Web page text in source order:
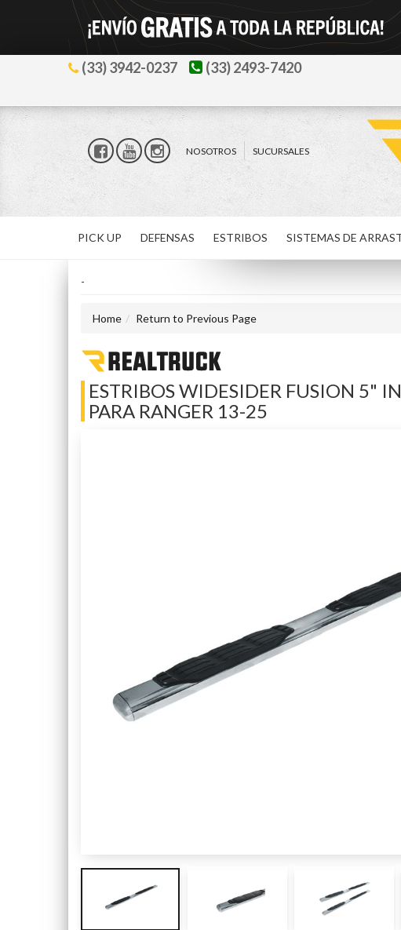
(33) 3942-0237 (33) 2493-7420
NOSOTROS
SUCURSALES
PICK UP DEFENSAS ESTRIBOS SISTEMAS DE
-
Home Return to Previous Page
ESTRIBOS WIDESIDER FUSION 5"
PARA RANGER 13-25